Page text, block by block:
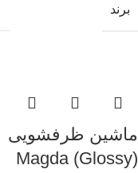
برند
ماشین ظرفشویی
Magda (Glossy)